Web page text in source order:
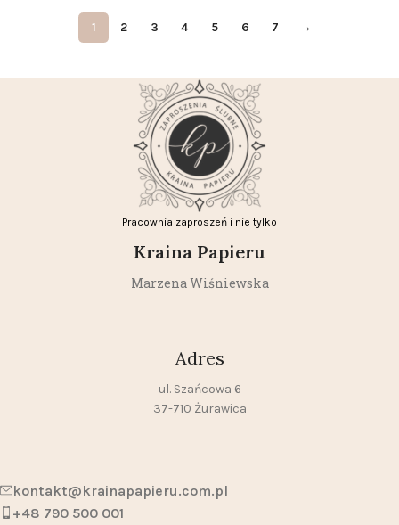
1 2 3 4 5 6 7 →
Pracownia zaproszeń i nie tylko
Kraina Papieru
Marzena Wiśniewska
Adres
ul. Szańcowa 6
37-710 Żurawica
kontakt@krainapapieru.com.pl
+48 790 500 001